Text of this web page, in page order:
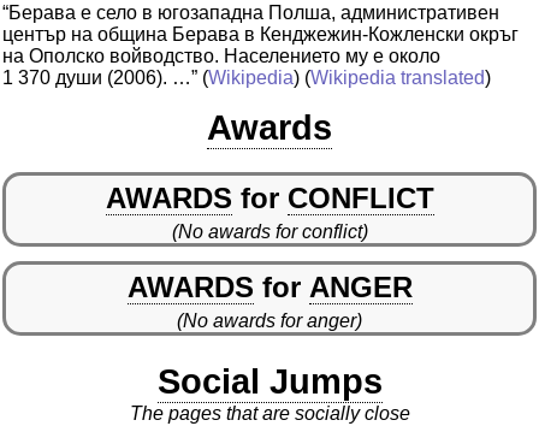
“Берава е село в югозападна Полша, административен
център на община Берава в Кенджежин-Кожленски окръг
на Ополско войводство. Населението му е около
1 370 души (2006). …” (Wikipedia) (Wikipedia translated)
Awards
AWARDS for CONFLICT
(No awards for conflict)
AWARDS for ANGER
(No awards for anger)
Social Jumps
The pages that are socially close